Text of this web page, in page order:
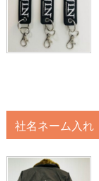
社名ネーム入れ